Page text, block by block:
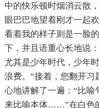
中的快乐顿时烟消云散
眼巴巴地望着刚才一起
看着我的样子则是一脸
下，并且语重心长地说
尤其是少年时代，少年
浪费。”接着，您翻开习
心地讲解了一遍：“比
来比喻本体……”在白色